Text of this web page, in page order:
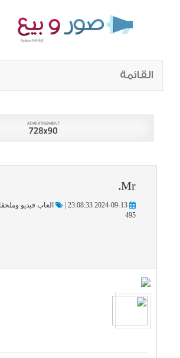
القائمة
العاب فيديو وملحقاتها - |